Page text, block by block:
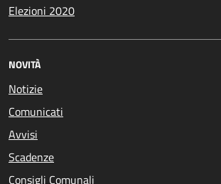
Elezioni 2020
NOVITÀ
Notizie
Comunicati
Avvisi
Scadenze
Consigli Comunali